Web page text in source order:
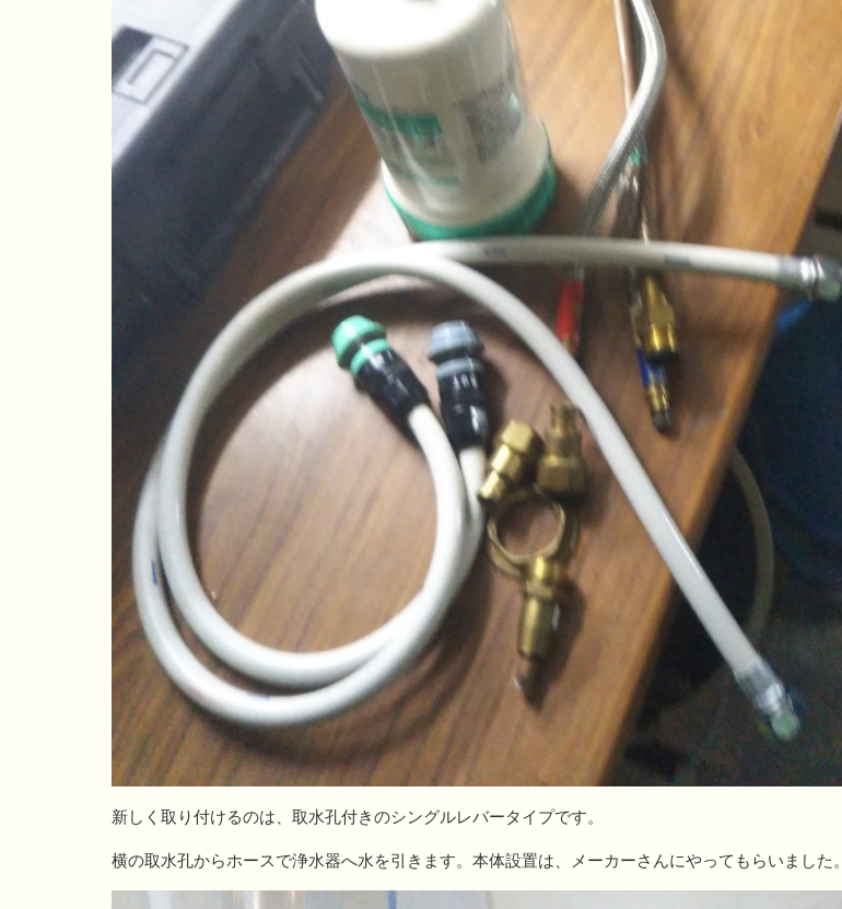
新しく取り付けるのは、取水孔付きのシングルレバータイプです。
横の取水孔からホースで浄水器へ水を引きます。本体設置は、メーカーさんにやってもらいました。